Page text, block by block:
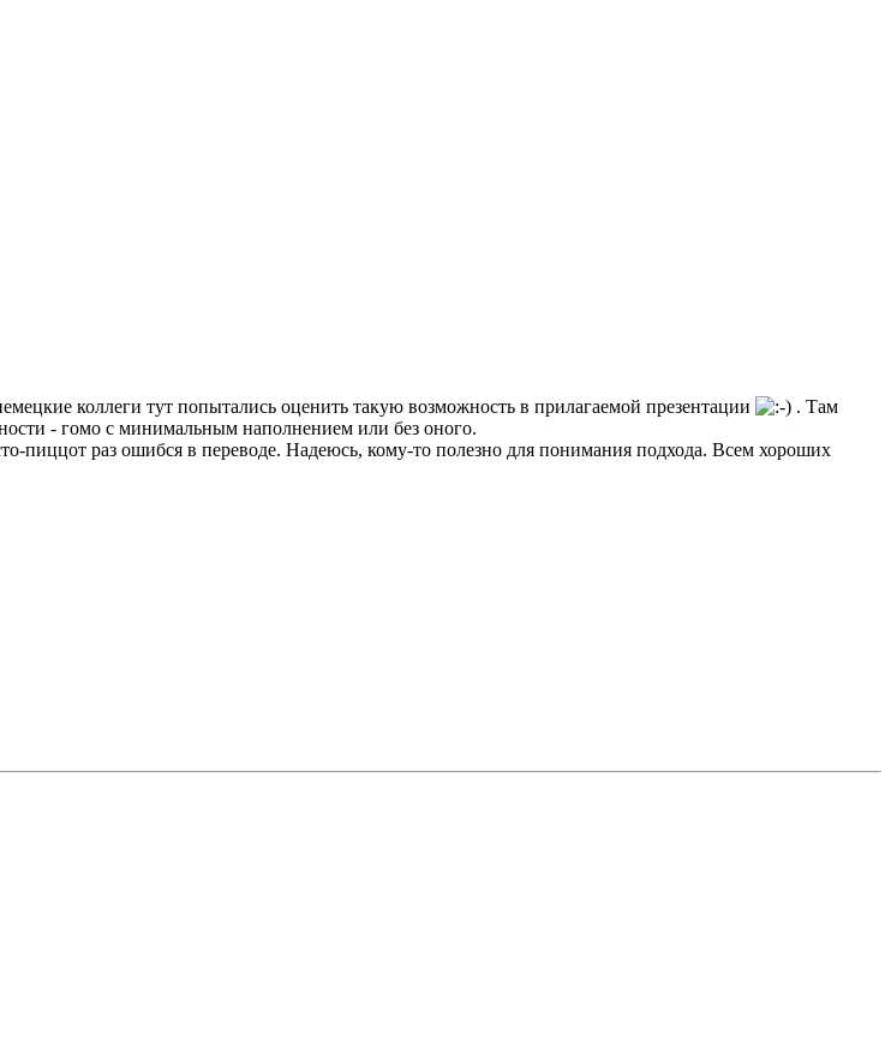
коллеги тут попытались оценить такую возможность в прилагаемой презентации
. Там
- гомо с минимальным наполнением или без оного.
пиццот раз ошибся в переводе. Надеюсь, кому-то полезно для понимания подхода. Всем хороших